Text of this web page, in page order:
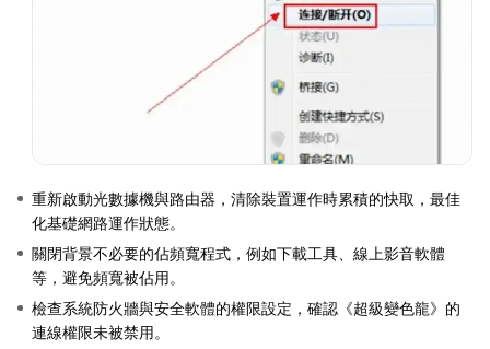
重新啟動光數據機與路由器，清除裝置運作時累積的快取，最佳
化基礎網路運作狀態。
關閉背景不必要的佔頻寬程式，例如下載工具、線上影音軟體
等，避免頻寬被佔用。
檢查系統防火牆與安全軟體的權限設定，確認《超級變色龍》的
連線權限未被禁用。